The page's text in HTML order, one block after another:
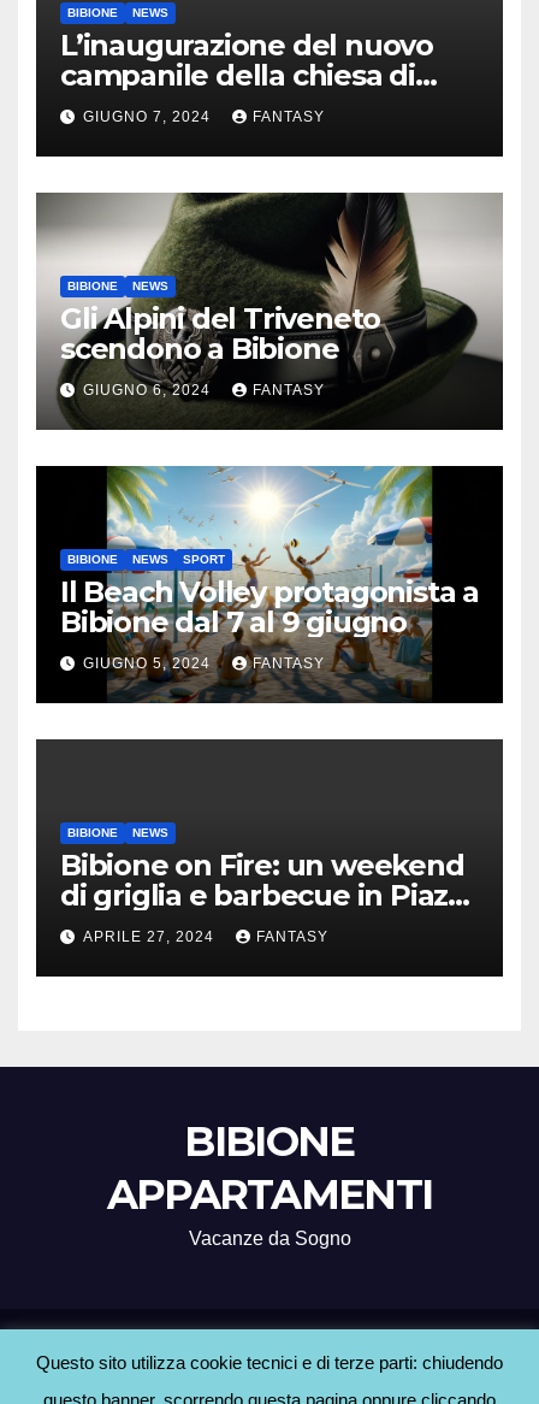
BIBIONE NEWS
L’inaugurazione del nuovo
campanile della chiesa di
Santa Maria Assunta di
Bibione
GIUGNO 7, 2024 FANTASY
BIBIONE NEWS
Gli Alpini del Triveneto
scendono a Bibione
GIUGNO 6, 2024 FANTASY
BIBIONE NEWS SPORT
Il Beach Volley protagonista a
Bibione dal 7 al 9 giugno
GIUGNO 5, 2024 FANTASY
BIBIONE NEWS
Bibione on Fire: un weekend
di griglia e barbecue in Piazza
Treviso
APRILE 27, 2024 FANTASY
BIBIONE
APPARTAMENTI
Vacanze da Sogno
Proudly powered by WordPress Tema: Newsup di Themeansar .
Questo sito utilizza cookie tecnici e di terze parti: chiudendo
questo banner, scorrendo questa pagina oppure cliccando